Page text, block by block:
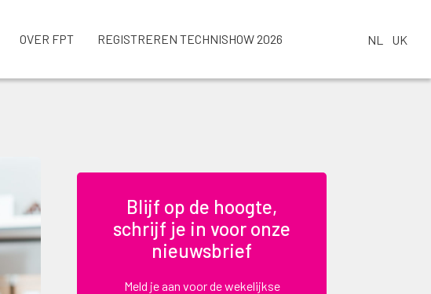
OVER FPT REGISTREREN TECHNISHOW 2026 NL UK
Blijf op de hoogte,
schrijf je in voor onze
nieuwsbrief
Meld je aan voor de wekelijkse